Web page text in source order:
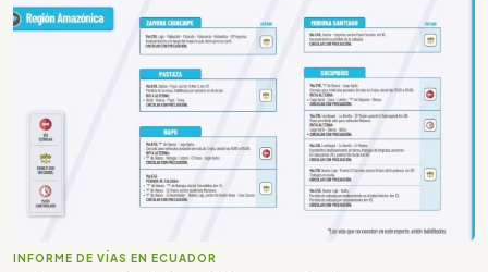
INFORME DE VÍAS EN ECUADOR